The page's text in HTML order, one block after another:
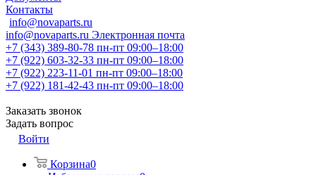
Контакты
info@novaparts.ru
info@novaparts.ru Электронная почта
+7 (343) 389-80-78 пн-пт 09:00–18:00
+7 (922) 603-32-33 пн-пт 09:00–18:00
+7 (922) 223-11-01 пн-пт 09:00–18:00
+7 (922) 181-42-43 пн-пт 09:00–18:00
Заказать звонок
Задать вопрос
Войти
Корзина0